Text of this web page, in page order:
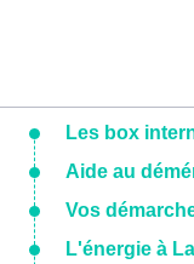
Les box
Aide au
Vos
L'énergie à